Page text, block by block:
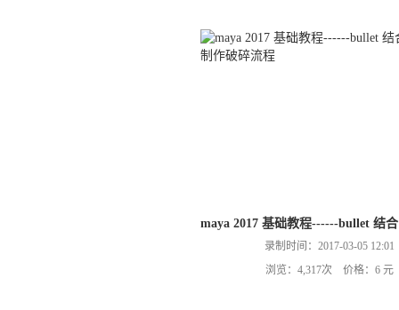
maya 2017 基础教程------bullet 结
录制时间：2017-03-05 12:01
浏览：4,317次 价格：6 元